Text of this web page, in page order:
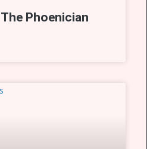
Phoenician